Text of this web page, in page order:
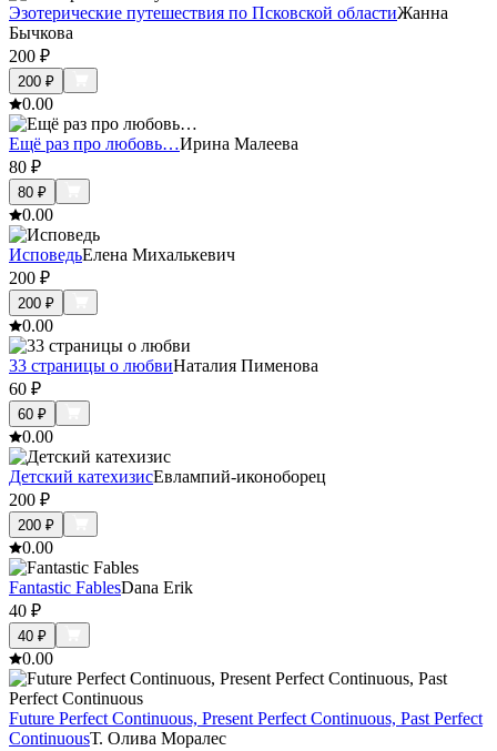
Эзотерические путешествия по Псковской областиЖанна
Бычкова
200 ₽
200 ₽
0.00
Ещё раз про любовь…Ирина Малеева
80 ₽
80 ₽
0.00
ИсповедьЕлена Михалькевич
200 ₽
200 ₽
0.00
33 страницы о любвиНаталия Пименова
60 ₽
60 ₽
0.00
Детский катехизисЕвлампий-иконоборец
200 ₽
200 ₽
0.00
Fantastic FablesDana Erik
40 ₽
40 ₽
0.00
Future Perfect Continuous, Present Perfect Continuous, Past Perfect
ContinuousТ. Олива Моралес